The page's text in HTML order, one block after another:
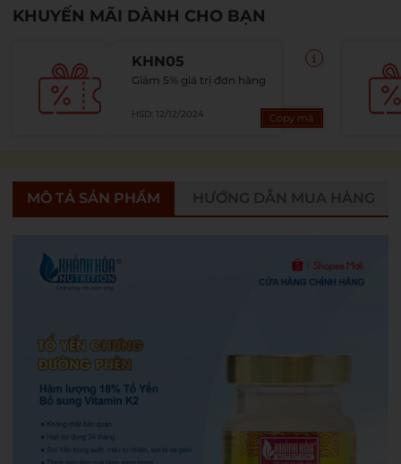
KHUYẾN MÃI DÀNH CHO BẠN
KHN05
Giảm 5% giá trị đơn hàng
HSD: 12/12/2024 Copy mã
Điều kiện:
MÔ TẢ SẢN PHẨM HƯỚNG DẪN MUA HÀNG